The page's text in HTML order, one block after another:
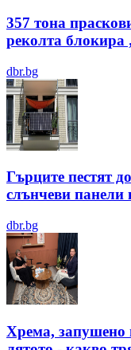
357 тона
реколта
dbr.bg
Гърците пестят
слънчеви панели
dbr.bg
Хрема, запушено